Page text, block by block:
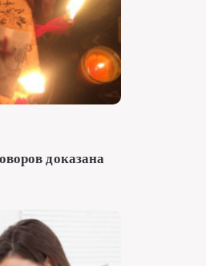
доказана